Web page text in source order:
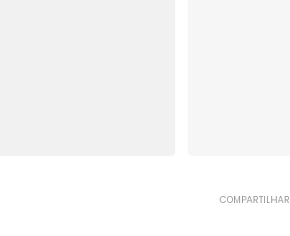
COMPARTILHAR